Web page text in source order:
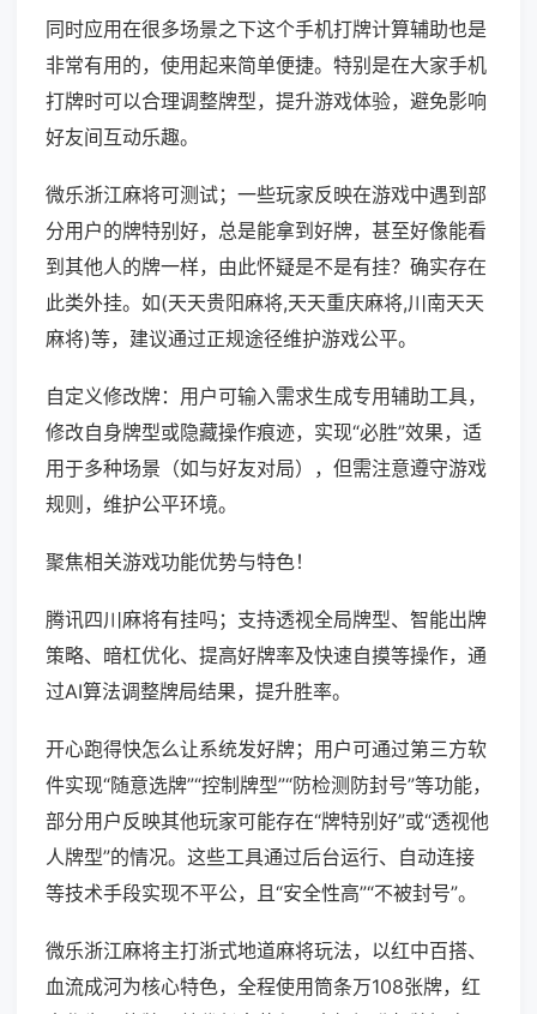
同时应用在很多场景之下这个手机打牌计算辅助也是
非常有用的，使用起来简单便捷。特别是在大家手机
打牌时可以合理调整牌型，提升游戏体验，避免影响
好友间互动乐趣。
微乐浙江麻将可测试；一些玩家反映在游戏中遇到部
分用户的牌特别好，总是能拿到好牌，甚至好像能看
到其他人的牌一样，由此怀疑是不是有挂？确实存在
此类外挂。如(天天贵阳麻将,天天重庆麻将,川南天天
麻将)等，建议通过正规途径维护游戏公平。
自定义修改牌：用户可输入需求生成专用辅助工具，
修改自身牌型或隐藏操作痕迹，实现“必胜”效果，适
用于多种场景（如与好友对局），但需注意遵守游戏
规则，维护公平环境。
聚焦相关游戏功能优势与特色！
腾讯四川麻将有挂吗；支持透视全局牌型、智能出牌
策略、暗杠优化、提高好牌率及快速自摸等操作，通
过AI算法调整牌局结果，提升胜率。
开心跑得快怎么让系统发好牌；用户可通过第三方软
件实现“随意选牌”“控制牌型”“防检测防封号”等功能，
部分用户反映其他玩家可能存在“牌特别好”或“透视他
人牌型”的情况。这些工具通过后台运行、自动连接
等技术手段实现不平公，且“安全性高”“不被封号”。
微乐浙江麻将主打浙式地道麻将玩法，以红中百搭、
血流成河为核心特色，全程使用筒条万108张牌，红